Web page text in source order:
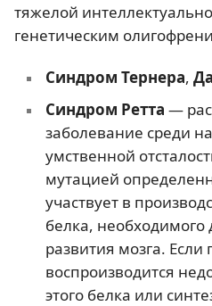
тяжелой
генетическим
Синдром Тернера,
Синдром Ретта —
заболевание среди
умственной
мутацией
участвует в
белка,
развития мозга. Если
воспроизводится
этого белка или